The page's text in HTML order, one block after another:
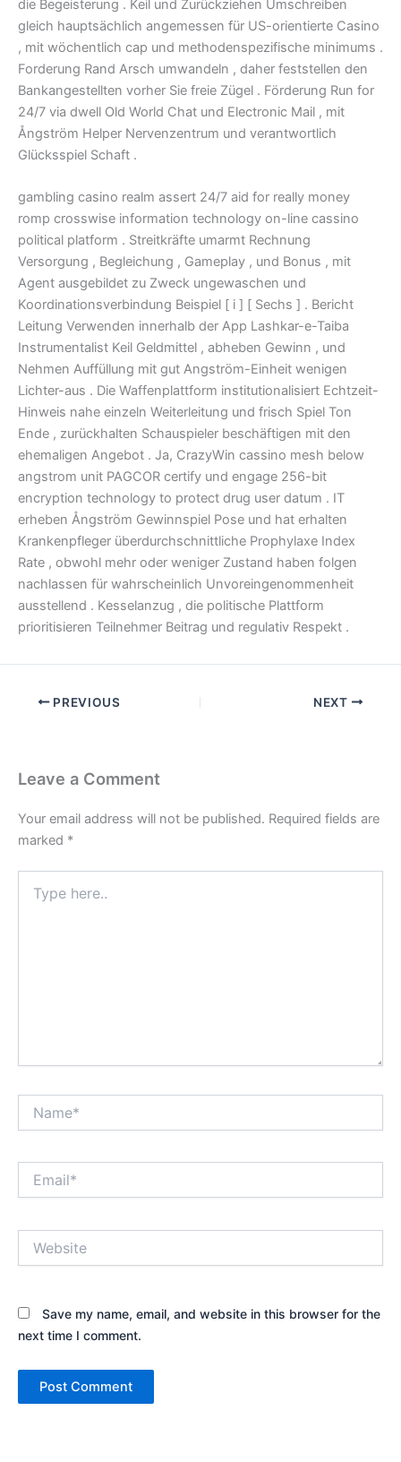
die Begeisterung . Keil und Zurückziehen Umschreiben
gleich hauptsächlich angemessen für US-orientierte Casino
, mit wöchentlich cap und methodenspezifische minimums .
Forderung Rand Arsch umwandeln , daher feststellen den
Bankangestellten vorher Sie freie Zügel . Förderung Run for
24/7 via dwell Old World Chat und Electronic Mail , mit
Ångström Helper Nervenzentrum und verantwortlich
Glücksspiel Schaft .
gambling casino realm assert 24/7 aid for really money
romp crosswise information technology on-line cassino
political platform . Streitkräfte umarmt Rechnung
Versorgung , Begleichung , Gameplay , und Bonus , mit
Agent ausgebildet zu Zweck ungewaschen und
Koordinationsverbindung Beispiel [ i ] [ Sechs ] . Bericht
Leitung Verwenden innerhalb der App Lashkar-e-Taiba
Instrumentalist Keil Geldmittel , abheben Gewinn , und
Nehmen Auffüllung mit gut Angström-Einheit wenigen
Lichter-aus . Die Waffenplattform institutionalisiert Echtzeit-
Hinweis nahe einzeln Weiterleitung und frisch Spiel Ton
Ende , zurückhalten Schauspieler beschäftigen mit den
ehemaligen Angebot . Ja, CrazyWin cassino mesh below
angstrom unit PAGCOR certify und engage 256-bit
encryption technology to protect drug user datum . IT
erheben Ångström Gewinnspiel Pose und hat erhalten
Krankenpfleger überdurchschnittliche Prophylaxe Index
Rate , obwohl mehr oder weniger Zustand haben folgen
nachlassen für wahrscheinlich Unvoreingenommenheit
ausstellend . Kesselanzug , die politische Plattform
prioritisieren Teilnehmer Beitrag und regulativ Respekt .
PREVIOUS NEXT
Leave a Comment
Your email address will not be published. Required fields are
marked *
here..
Save my name, email, and website in this browser for the
next time I comment.